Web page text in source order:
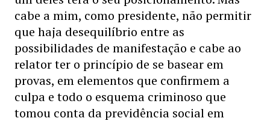
cabe a mim, como presidente, não permitir
que haja desequilíbrio entre as
possibilidades de manifestação e cabe ao
relator ter o princípio de se basear em
provas, em elementos que confirmem a
culpa e todo o esquema criminoso que
tomou conta da previdência social em